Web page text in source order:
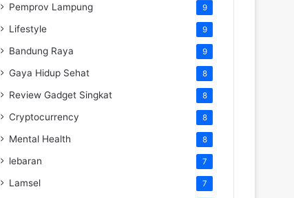
Pemprov Lampung 9
Lifestyle 9
Bandung Raya 9
Gaya Hidup Sehat 8
Review Gadget Singkat 8
Cryptocurrency 8
Mental Health 8
lebaran 7
Lamsel 7